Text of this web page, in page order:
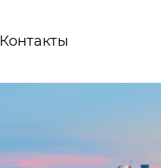
Контакты